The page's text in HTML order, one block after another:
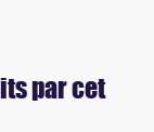
par cet